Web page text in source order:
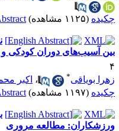
(۱۱۲۵ مشاهده) Abstract |
آسیب‌های دوران کودکی و
بویاقی
،اکبر
(۱۱۹۷ مشاهده) Abstract |
مطالعه مروری